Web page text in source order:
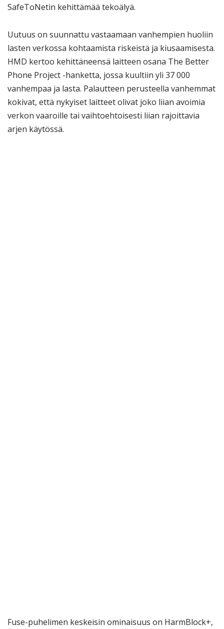
SafeToNetin kehittämää tekoälyä.
Uutuus on suunnattu vastaamaan vanhempien huoliin
lasten verkossa kohtaamista riskeistä ja kiusaamisesta.
HMD kertoo kehittäneensä laitteen osana The Better
Phone Project -hanketta, jossa kuultiin yli 37 000
vanhempaa ja lasta. Palautteen perusteella vanhemmat
kokivat, että nykyiset laitteet olivat joko liian avoimia
verkon vaaroille tai vaihtoehtoisesti liian rajoittavia
arjen käytössä.
Fuse-puhelimen keskeisin ominaisuus on HarmBlock+,